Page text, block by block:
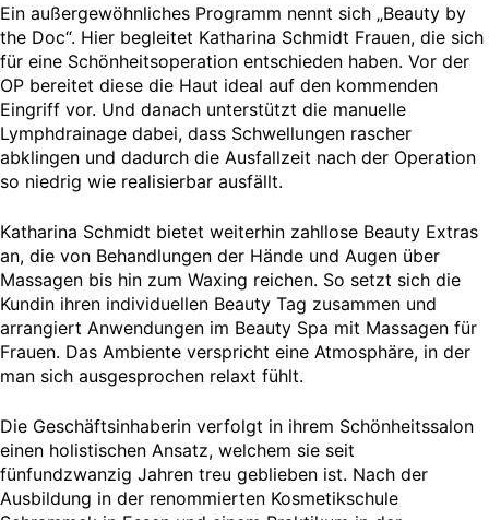
Ein außergewöhnliches Programm nennt sich „Beauty by
the Doc“. Hier begleitet Katharina Schmidt Frauen, die sich
für eine Schönheitsoperation entschieden haben. Vor der
OP bereitet diese die Haut ideal auf den kommenden
Eingriff vor. Und danach unterstützt die manuelle
Lymphdrainage dabei, dass Schwellungen rascher
abklingen und dadurch die Ausfallzeit nach der Operation
so niedrig wie realisierbar ausfällt.
Katharina Schmidt bietet weiterhin zahllose Beauty Extras
an, die von Behandlungen der Hände und Augen über
Massagen bis hin zum Waxing reichen. So setzt sich die
Kundin ihren individuellen Beauty Tag zusammen und
arrangiert Anwendungen im Beauty Spa mit Massagen für
Frauen. Das Ambiente verspricht eine Atmosphäre, in der
man sich ausgesprochen relaxt fühlt.
Die Geschäftsinhaberin verfolgt in ihrem Schönheitssalon
einen holistischen Ansatz, welchem sie seit
fünfundzwanzig Jahren treu geblieben ist. Nach der
Ausbildung in der renommierten Kosmetikschule